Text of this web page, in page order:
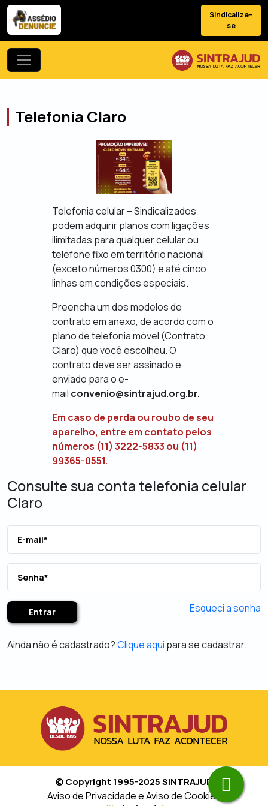
Sindicalize-
se
Telefonia Claro
Telefonia celular – Sindicalizados
podem adquirir planos com ligações
ilimitadas para qualquer celular ou
telefone fixo em território nacional
(exceto números 0300) e até cinco
linhas em condições especiais.
Preencha um dos modelos de
contrato em anexo, de acordo com o
plano de telefonia móvel (Contrato
Claro) que você escolheu. O
contrato deve ser assinado e
enviado para o e-
mail convenio@sintrajud.org.br.
Em caso de perda ou roubo de seu
aparelho, entre em contato pelos
números (11) 3222-5833 ou (11)
99365-0551.
Consulte sua conta telefonia celular
Claro
Entrar Esqueci a senha
Ainda não é cadastrado?Clique aqui para se cadastrar.
© Copyright 1995-2025 SINTRAJUD
Aviso de Privacidade e Aviso de Cookies